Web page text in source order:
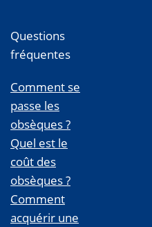
Questions
fréquentes
Comment se
passe les
obsèques ?
Quel est le
coût des
obsèques ?
Comment
acquérir une